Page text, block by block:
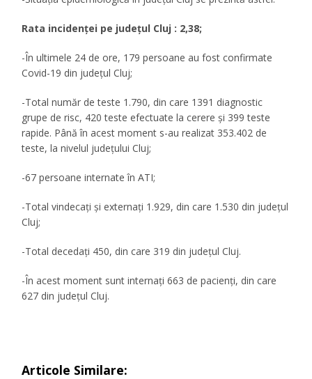
Rata incidenţei pe judeţul Cluj : 2,38;
-În ultimele 24 de ore, 179 persoane au fost confirmate
Covid-19 din județul Cluj;
-Total număr de teste 1.790, din care 1391 diagnostic
grupe de risc, 420 teste efectuate la cerere și 399 teste
rapide. Până în acest moment s-au realizat 353.402 de
teste, la nivelul județului Cluj;
-67 persoane internate în ATI;
-Total vindecați și externați 1.929, din care 1.530 din județul
Cluj;
-Total decedați 450, din care 319 din județul Cluj.
-În acest moment sunt internați 663 de pacienți, din care
627 din județul Cluj.
Articole Similare: